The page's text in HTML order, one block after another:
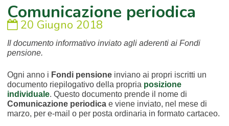
Comunicazione periodica
20 Giugno 2018
Il documento informativo inviato agli aderenti ai Fondi
pensione.
Ogni anno i Fondi pensioneinviano ai propri iscritti un
documento riepilogativo della propria posizione
individuale. Questo documento prende il nome di
Comunicazione periodicae viene inviato, nel mese di
marzo, per e-mail o per posta ordinaria in formato cartaceo.